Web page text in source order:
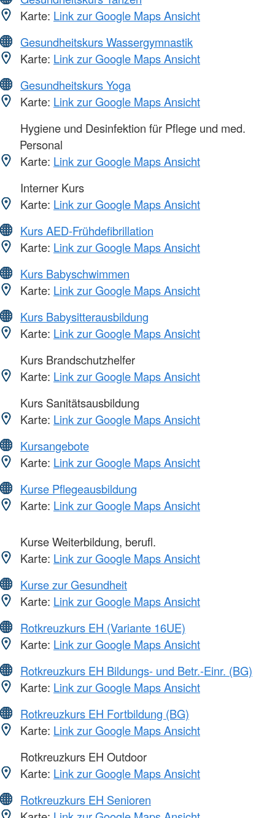
Karte: Link zur Google Maps Ansicht
Gesundheitskurs Wassergymnastik
Karte: Link zur Google Maps Ansicht
Gesundheitskurs Yoga
Karte: Link zur Google Maps Ansicht
Hygiene und Desinfektion für Pflege und med.
Personal
Karte: Link zur Google Maps Ansicht
Interner Kurs
Karte: Link zur Google Maps Ansicht
Kurs AED-Frühdefibrillation
Karte: Link zur Google Maps Ansicht
Kurs Babyschwimmen
Karte: Link zur Google Maps Ansicht
Kurs Babysitterausbildung
Karte: Link zur Google Maps Ansicht
Kurs Brandschutzhelfer
Karte: Link zur Google Maps Ansicht
Kurs Sanitätsausbildung
Karte: Link zur Google Maps Ansicht
Kursangebote
Karte: Link zur Google Maps Ansicht
Kurse Pflegeausbildung
Karte: Link zur Google Maps Ansicht
Kurse Weiterbildung, berufl.
Karte: Link zur Google Maps Ansicht
Kurse zur Gesundheit
Karte: Link zur Google Maps Ansicht
Rotkreuzkurs EH (Variante 16UE)
Karte: Link zur Google Maps Ansicht
Rotkreuzkurs EH Bildungs- und Betr.-Einr. (BG)
Karte: Link zur Google Maps Ansicht
Rotkreuzkurs EH Fortbildung (BG)
Karte: Link zur Google Maps Ansicht
Rotkreuzkurs EH Outdoor
Karte: Link zur Google Maps Ansicht
Rotkreuzkurs EH Senioren